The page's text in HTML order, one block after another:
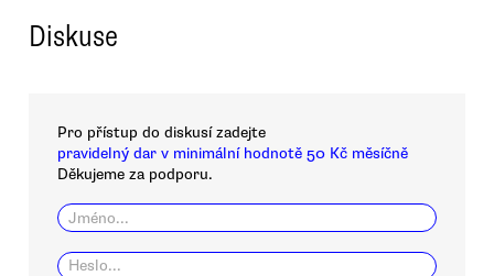
Diskuse
Pro přístup do diskusí zadejte
pravidelný dar v minimální hodnotě 50 Kč měsíčně
Děkujeme za podporu.